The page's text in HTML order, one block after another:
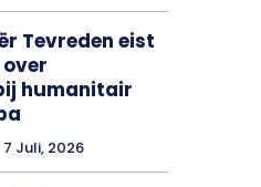
Tevreden eist
humanitair
7 Juli, 2026